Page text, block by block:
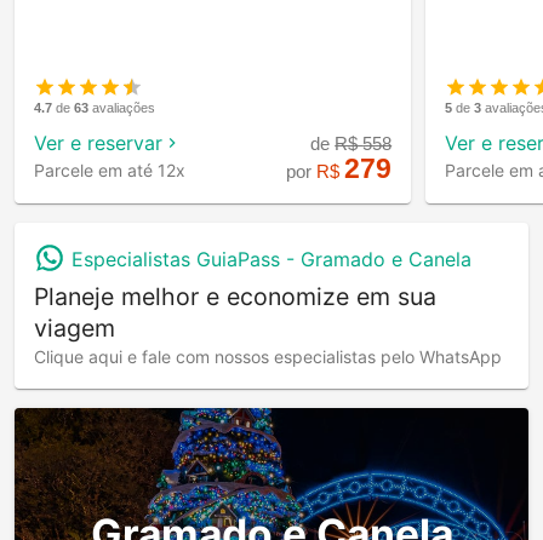
4.7 de 63 avaliações
Ver e reservar
Parcele em até 12x
deR$558
por R$279
5 de 3
Ver e
Parcele em
Especialistas GuiaPass - Gramado e Canela
Planeje melhor e economize em sua
viagem
Clique aqui e fale com nossos especialistas pelo WhatsApp